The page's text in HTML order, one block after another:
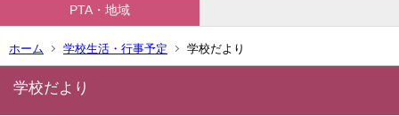
PTA・地域
ホーム 学校生活・行事予定 学校だより
学校だより